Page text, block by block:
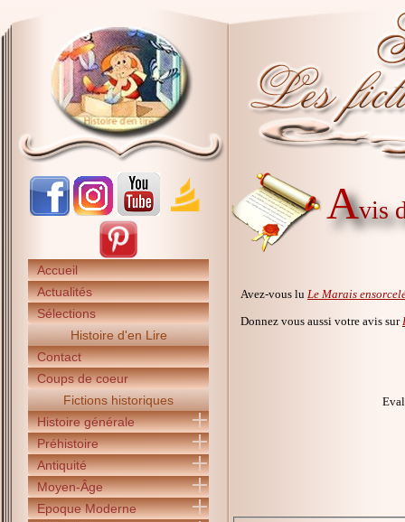
Accueil
Actualités
Sélections
Histoire d'en Lire
Contact
Coups de coeur
Fictions historiques
Histoire générale
Préhistoire
Antiquité
Moyen-Âge
Epoque Moderne
Avis
Avez-vous lu Le Marais
Donnez vous aussi votre avis sur